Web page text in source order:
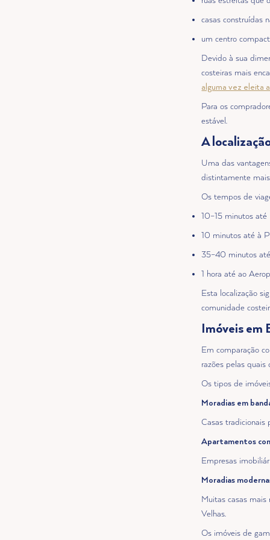
casas construídas
um centro
Devido à sua
costeiras mais
alguma vez eleita
Para os
estável.
A
Uma das
distintamente
Os tempos de
10–15 minutos até
10 minutos até à
35–40 minutos
1 hora até ao
Esta localização
comunidade
Imóveis em
Em comparação
razões pelas
Os tipos de
Moradias em
Casas tradicionais
Apartamentos
Empresas
Moradias
Muitas casas
Velhas.
Os imóveis de